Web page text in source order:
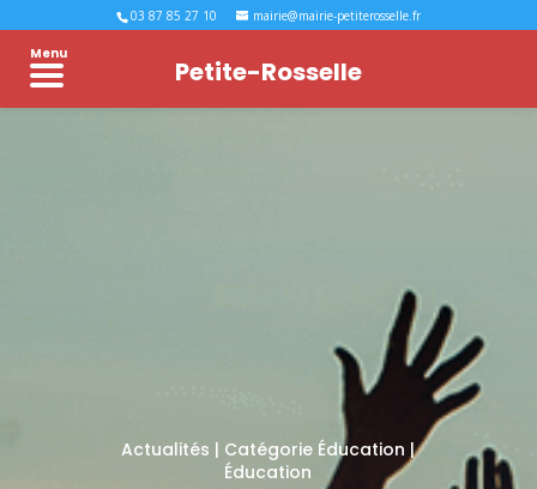
03 87 85 27 10 mairie@mairie-petiterosselle.fr
Actualités | Catégorie Éducation |
Éducation
Menu
Petite-Rosselle